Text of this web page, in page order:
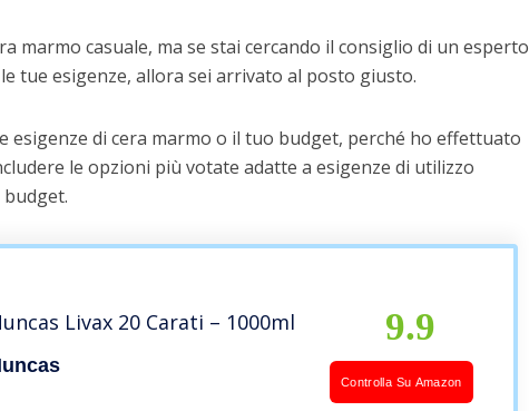
marmo casuale, ma se stai cercando il consiglio di un esperto
tue esigenze, allora sei arrivato al posto giusto.
esigenze di cera marmo o il tuo budget, perché ho effettuato
le opzioni più votate adatte a esigenze di utilizzo
budget.
Livax 20 Carati – 1000ml 9.9
Controlla Su Amazon